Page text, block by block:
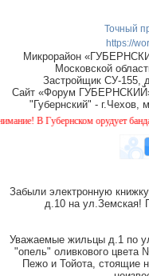
Точный
https://
Микрорайон
Московской
Застройщик СУ-155,
Сайт «Форум
"Губернский" - г.Чехов,
В Губернском орудует банда
Забыли электронную
д.10 на ул.Земская!
Уважаемые жильцы д.1 по
"опель" оливкового
Пежо и Тойота, стоящие